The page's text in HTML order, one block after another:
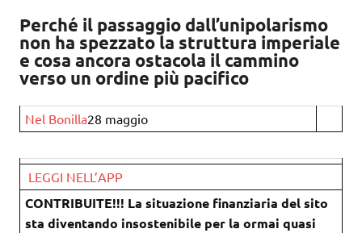
Perché il passaggio dall’unipolarismo
non ha spezzato la struttura imperiale
e cosa ancora ostacola il cammino
verso un ordine più pacifico
Nel Bonilla28 maggio
LEGGI NELL’APP
CONTRIBUITE!!! La situazione finanziaria del sito
sta diventando insostenibile per la ormai quasi